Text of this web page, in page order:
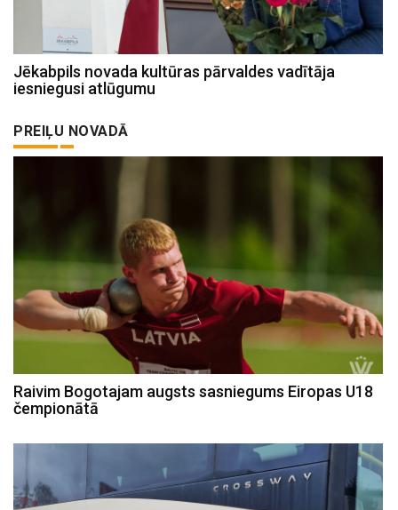
Jēkabpils novada kultūras pārvaldes vadītāja
iesniegusi atlūgumu
PREIĻU NOVADĀ
Raivim Bogotajam augsts sasniegums Eiropas U18
čempionātā